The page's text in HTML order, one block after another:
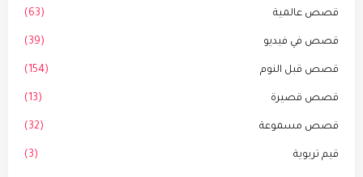
قصص عالمية (63)
قصص في فيديو (39)
قصص قبل النوم (154)
قصص قصيرة (13)
قصص مسموعة (32)
قيم تربوية (3)